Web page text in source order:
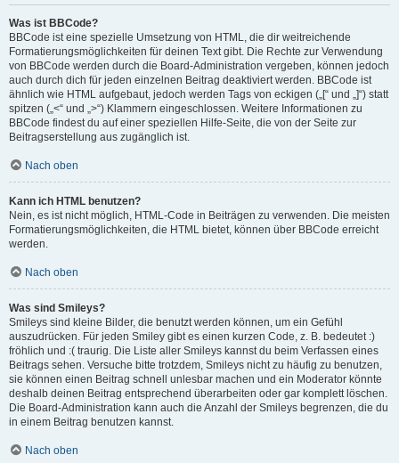
Was ist BBCode?
BBCode ist eine spezielle Umsetzung von HTML, die dir weitreichende
Formatierungsmöglichkeiten für deinen Text gibt. Die Rechte zur Verwendung
von BBCode werden durch die Board-Administration vergeben, können jedoch
auch durch dich für jeden einzelnen Beitrag deaktiviert werden. BBCode ist
ähnlich wie HTML aufgebaut, jedoch werden Tags von eckigen („[“ und „]“) statt
spitzen („<“ und „>“) Klammern eingeschlossen. Weitere Informationen zu
BBCode findest du auf einer speziellen Hilfe-Seite, die von der Seite zur
Beitragserstellung aus zugänglich ist.
Nach oben
Kann ich HTML benutzen?
Nein, es ist nicht möglich, HTML-Code in Beiträgen zu verwenden. Die meisten
Formatierungsmöglichkeiten, die HTML bietet, können über BBCode erreicht
werden.
Nach oben
Was sind Smileys?
Smileys sind kleine Bilder, die benutzt werden können, um ein Gefühl
auszudrücken. Für jeden Smiley gibt es einen kurzen Code, z. B. bedeutet :)
fröhlich und :( traurig. Die Liste aller Smileys kannst du beim Verfassen eines
Beitrags sehen. Versuche bitte trotzdem, Smileys nicht zu häufig zu benutzen,
sie können einen Beitrag schnell unlesbar machen und ein Moderator könnte
deshalb deinen Beitrag entsprechend überarbeiten oder gar komplett löschen.
Die Board-Administration kann auch die Anzahl der Smileys begrenzen, die du
in einem Beitrag benutzen kannst.
Nach oben